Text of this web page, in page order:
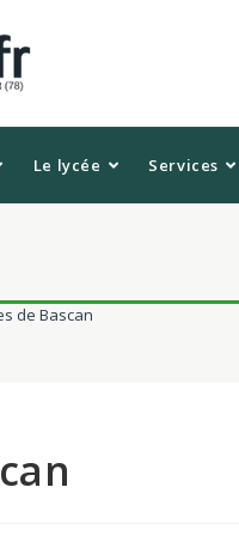
Le lycée Services
de Bascan